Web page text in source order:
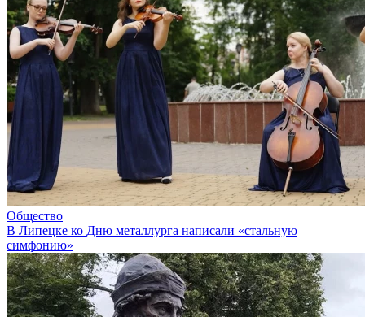
Общество
В Липецке ко Дню металлурга написали «стальную
симфонию»